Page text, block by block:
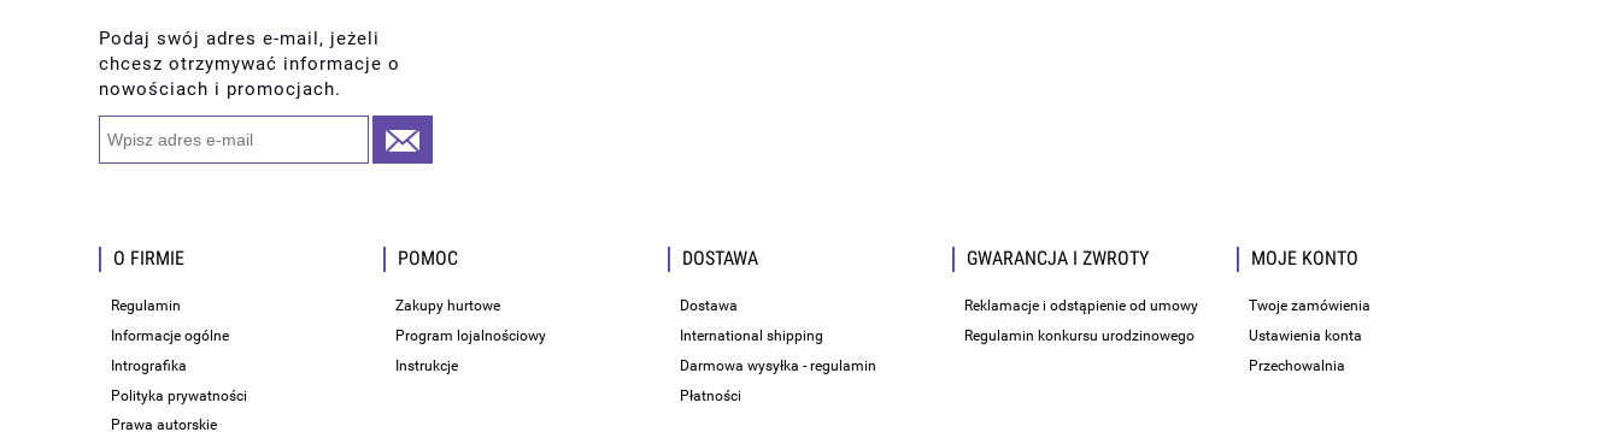
Podaj swój adres e-mail, jeżeli
chcesz otrzymywać informacje o
nowościach i promocjach.
O FIRMIE
Regulamin
Informacje ogólne
Intrografika
Polityka prywatności
Prawa autorskie
POMOC
Zakupy hurtowe
Program lojalnościowy
Instrukcje
DOSTAWA
Dostawa
International shipping
Darmowa wysyłka - regulamin
Płatności
GWARANCJA I ZWROTY
Reklamacje i odstąpienie od umowy
Regulamin konkursu urodzinowego
MOJE KONTO
Twoje zamówienia
Ustawienia konta
Przechowalnia